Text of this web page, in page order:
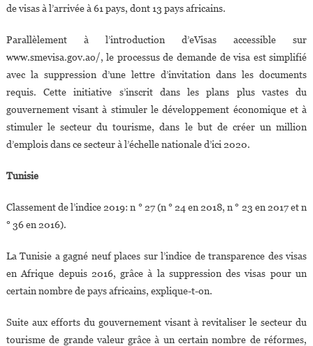
de visas à l’arrivée à 61 pays, dont 13 pays africains.
Parallèlement à l’introduction d’eVisas accessible sur
www.smevisa.gov.ao/, le processus de demande de visa est simplifié
avec la suppression d’une lettre d’invitation dans les documents
requis. Cette initiative s’inscrit dans les plans plus vastes du
gouvernement visant à stimuler le développement économique et à
stimuler le secteur du tourisme, dans le but de créer un million
d’emplois dans ce secteur à l’échelle nationale d’ici 2020.
Tunisie
Classement de l’indice 2019: n ° 27 (n ° 24 en 2018, n ° 23 en 2017 et n
° 36 en 2016).
La Tunisie a gagné neuf places sur l’indice de transparence des visas
en Afrique depuis 2016, grâce à la suppression des visas pour un
certain nombre de pays africains, explique-t-on.
Suite aux efforts du gouvernement visant à revitaliser le secteur du
tourisme de grande valeur grâce à un certain nombre de réformes,